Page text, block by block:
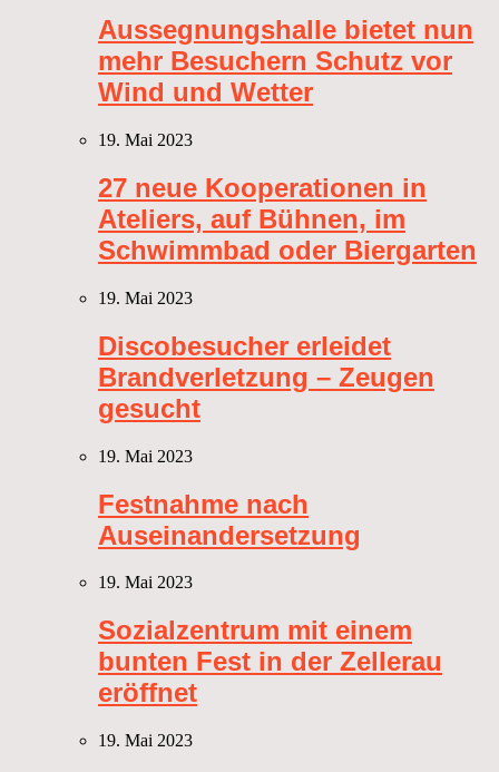
Aussegnungshalle bietet nun
mehr Besuchern Schutz vor
Wind und Wetter
19. Mai 2023
27 neue Kooperationen in
Ateliers, auf Bühnen, im
Schwimmbad oder Biergarten
19. Mai 2023
Discobesucher erleidet
Brandverletzung – Zeugen
gesucht
19. Mai 2023
Festnahme nach
Auseinandersetzung
19. Mai 2023
Sozialzentrum mit einem
bunten Fest in der Zellerau
eröffnet
19. Mai 2023